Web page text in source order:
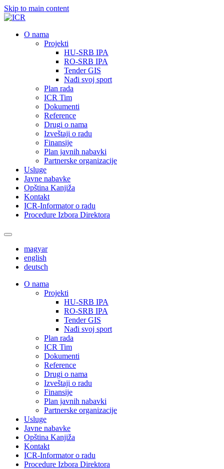
Skip to main content
О nama
Projekti
HU-SRB IPA
RO-SRB IPA
Tender GIS
Nađi svoj sport
Plan rada
ICR Tim
Dokumenti
Reference
Drugi o nama
Izveštaji o radu
Finansije
Plan javnih nabavki
Partnerske organizacije
Usluge
Javne nabavke
Opština Kanjiža
Kontakt
ICR-Informator o radu
Procedure Izbora Direktora
magyar
english
deutsch
О nama
Projekti
HU-SRB IPA
RO-SRB IPA
Tender GIS
Nađi svoj sport
Plan rada
ICR Tim
Dokumenti
Reference
Drugi o nama
Izveštaji o radu
Finansije
Plan javnih nabavki
Partnerske organizacije
Usluge
Javne nabavke
Opština Kanjiža
Kontakt
ICR-Informator o radu
Procedure Izbora Direktora